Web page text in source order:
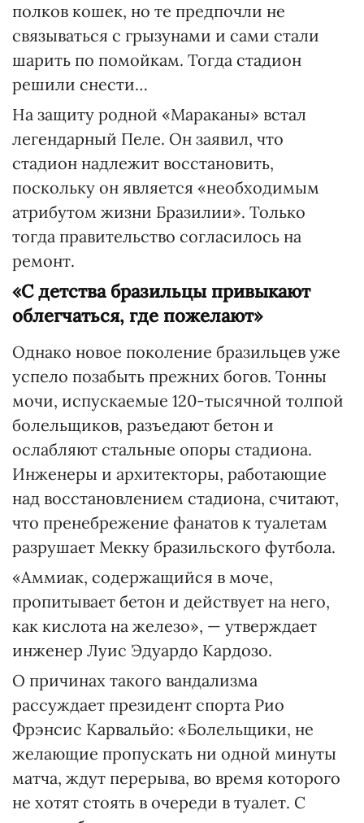
полков кошек, но те предпочли не
связываться с грызунами и сами стали
шарить по помойкам. Тогда стадион
решили снести…
На защиту родной «Мараканы» встал
легендарный Пеле. Он заявил, что
стадион надлежит восстановить,
поскольку он является «необходимым
атрибутом жизни Бразилии». Только
тогда правительство согласилось на
ремонт.
«С детства бразильцы привыкают
облегчаться, где пожелают»
Однако новое поколение бразильцев уже
успело позабыть прежних богов. Тонны
мочи, испускаемые 120-тысячной толпой
болельщиков, разъедают бетон и
ослабляют стальные опоры стадиона.
Инженеры и архитекторы, работающие
над восстановлением стадиона, считают,
что пренебрежение фанатов к туалетам
разрушает Мекку бразильского футбола.
«Аммиак, содержащийся в моче,
пропитывает бетон и действует на него,
как кислота на железо», — утверждает
инженер Луис Эдуардо Кардозо.
О причинах такого вандализма
рассуждает президент спорта Рио
Фрэнсис Карвальйо: «Болельщики, не
желающие пропускать ни одной минуты
матча, ждут перерыва, во время которого
не хотят стоять в очереди в туалет. С